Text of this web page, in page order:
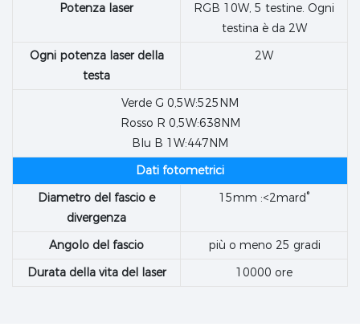
Potenza laser
RGB 10W, 5 testine. Ogni
testina è da 2W
Ogni potenza laser della
testa
2W
Verde G 0,5W:525NM
Rosso R 0,5W:638NM
Blu B 1W:447NM
Dati fotometrici
Diametro del fascio e
divergenza
15mm :<2mard°
Angolo del fascio
più o meno 25 gradi
Durata della vita del laser
10000 ore